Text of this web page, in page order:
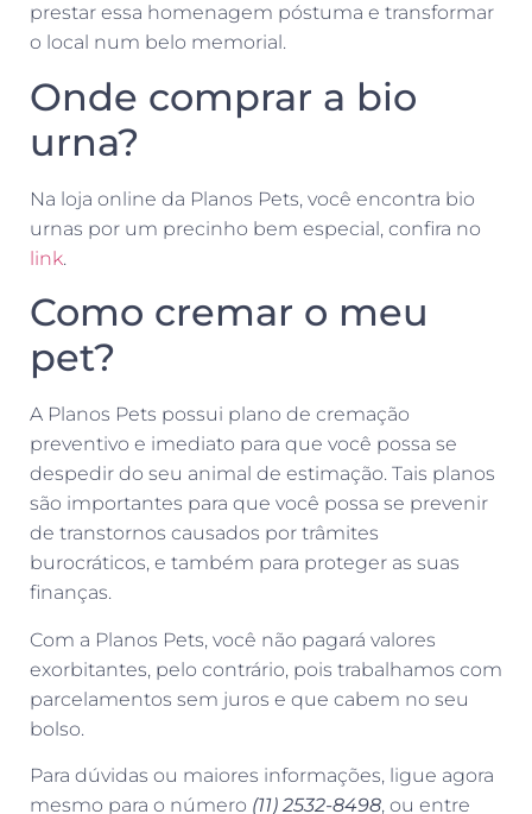
prestar essa homenagem póstuma e transformar
o local num belo memorial.
Onde comprar a bio
urna?
Na loja online da Planos Pets, você encontra bio
urnas por um precinho bem especial, confira no
link.
Como cremar o meu
pet?
A Planos Pets possui plano de cremação
preventivo e imediato para que você possa se
despedir do seu animal de estimação. Tais planos
são importantes para que você possa se prevenir
de transtornos causados por trâmites
burocráticos, e também para proteger as suas
finanças.
Com a Planos Pets, você não pagará valores
exorbitantes, pelo contrário, pois trabalhamos com
parcelamentos sem juros e que cabem no seu
bolso.
Para dúvidas ou maiores informações, ligue agora
mesmo para o número (11) 2532-8498, ou entre